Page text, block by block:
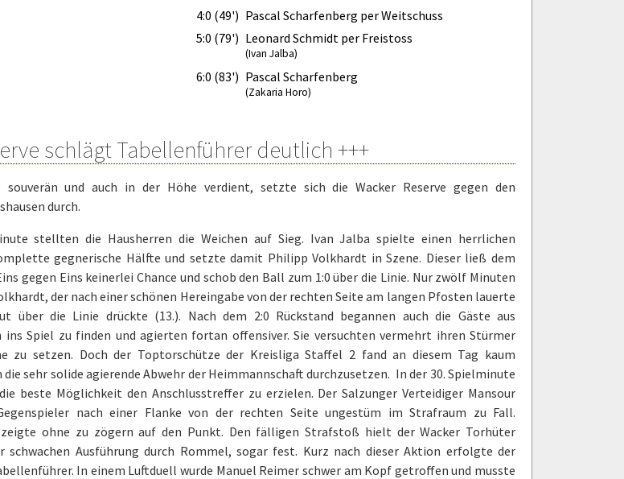
4:0 (49') Pascal Scharfenberg per Weitschuss
5:0 (79') Leonard Schmidt per Freistoss
(Ivan Jalba)
6:0 (83') Pascal Scharfenberg
(Zakaria Horo)
schlägt Tabellenführer deutlich +++
souverän und auch in der Höhe verdient, setzte sich die Wacker Reserve gegen den
durch.
stellten die Hausherren die Weichen auf Sieg. Ivan Jalba spielte einen herrlichen
gegnerische Hälfte und setzte damit Philipp Volkhardt in Szene. Dieser ließ dem
gegen Eins keinerlei Chance und schob den Ball zum 1:0 über die Linie. Nur zwölf Minuten
der nach einer schönen Hereingabe von der rechten Seite am langen Pfosten lauerte
über die Linie drückte (13.). Nach dem 2:0 Rückstand begannen auch die Gäste aus
ins Spiel zu finden und agierten fortan offensiver. Sie versuchten vermehrt ihren Stürmer
zu setzen. Doch der Toptorschütze der Kreisliga Staffel 2 fand an diesem Tag kaum
sehr solide agierende Abwehr der Heimmannschaft durchzusetzen. In der 30. Spielminute
beste Möglichkeit den Anschlusstreffer zu erzielen. Der Salzunger Verteidiger Mansour
nach einer Flanke von der rechten Seite ungestüm im Strafraum zu Fall.
zeigte ohne zu zögern auf den Punkt. Den fälligen Strafstoß hielt der Wacker Torhüter
schwachen Ausführung durch Rommel, sogar fest. Kurz nach dieser Aktion erfolgte der
In einem Luftduell wurde Manuel Reimer schwer am Kopf getroffen und musste